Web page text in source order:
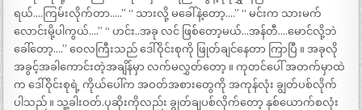
ရယ်….ကြမ်းလိုက်တာ…..” “ သားလို့ မခေါ်နဲ့တော့….” “ မင်းက သားမက်
လောင်းမို့ပါကွယ်….” “ ဟင်း..အခု လင် ဖြစ်တော့မယ်…အန်တီ….မောင်လို့ဘဲ
ခေါ်တော့….” ဝေလကြီးသည် ဒေါ်ဝိုင်းစုကို ဖြုတ်ချင်နေတာ ကြာပြီ ။ အခုလို
အခွင့်အခါကောင်းတဲ့အချိန်မှာ လက်မလွှတ်တော့ ။ ကုတင်ပေါ် အတက်မှာထဲ
က ဒေါ်ဝိုင်းစုရဲ့ ကိုယ်ပေါ်က အဝတ်အစားတွေကို အကုန်လုံး ချွတ်ပစ်လိုက်
ပါသည် ။ သူ့ခါးဝတ်.ပုဆိုးကိုလည်း ချွတ်ချပစ်လိုက်တော့ နှစ်ယောက်စလုံး